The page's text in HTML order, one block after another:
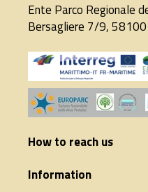
Ente Parco Regionale
Bersagliere 7/9,
How to reach us
Information